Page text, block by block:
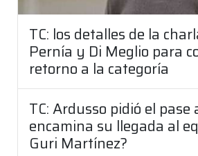
TC: los detalles de la
Pernía y Di Meglio para
retorno a la categoría
TC: Ardusso pidió el pase
encamina su llegada al
Guri Martínez?